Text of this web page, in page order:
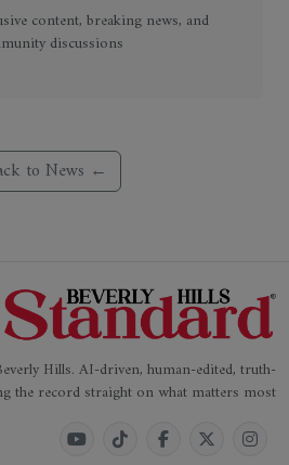
content, breaking news, and
discussions.
← Back to News
Hills. AI-driven, human-edited, truth-
record straight on what matters most.